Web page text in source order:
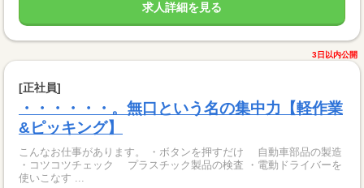
求人詳細を見る
3日以内公開
[正社員]
・・・・・・。無口という名の集中力【軽作業
&ピッキング】
こんなお仕事があります。 ・ボタンを押すだけ 自動車部品の製造
・コツコツチェック プラスチック製品の検査 ・電動ドライバーを
使いこなす ...